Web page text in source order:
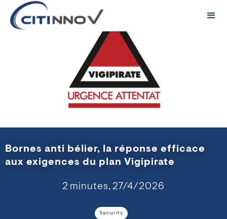
Bornes anti bélier, la réponse efficace
aux exigences du plan Vigipirate
2 minutes, 27/4/2026
Security